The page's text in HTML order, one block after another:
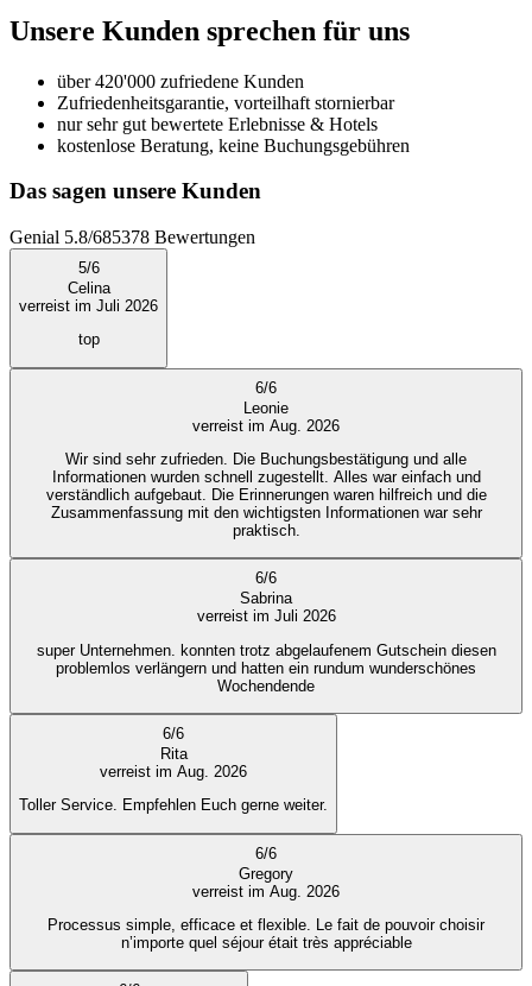
Unsere Kunden sprechen für uns
über 420'000 zufriedene Kunden
Zufriedenheitsgarantie, vorteilhaft stornierbar
nur sehr gut bewertete Erlebnisse & Hotels
kostenlose Beratung, keine Buchungsgebühren
Das sagen unsere Kunden
Genial 5.8/685378 Bewertungen
5/6
Celina
verreist im Juli 2026
top
6/6
Leonie
verreist im Aug. 2026
Wir sind sehr zufrieden. Die Buchungsbestätigung und alle
Informationen wurden schnell zugestellt. Alles war einfach und
verständlich aufgebaut. Die Erinnerungen waren hilfreich und die
Zusammenfassung mit den wichtigsten Informationen war sehr
praktisch.
6/6
Sabrina
verreist im Juli 2026
super Unternehmen. konnten trotz abgelaufenem Gutschein diesen
problemlos verlängern und hatten ein rundum wunderschönes
Wochendende
6/6
Rita
verreist im Aug. 2026
Toller Service. Empfehlen Euch gerne weiter.
6/6
Gregory
verreist im Aug. 2026
Processus simple, efficace et flexible. Le fait de pouvoir choisir
n’importe quel séjour était très appréciable